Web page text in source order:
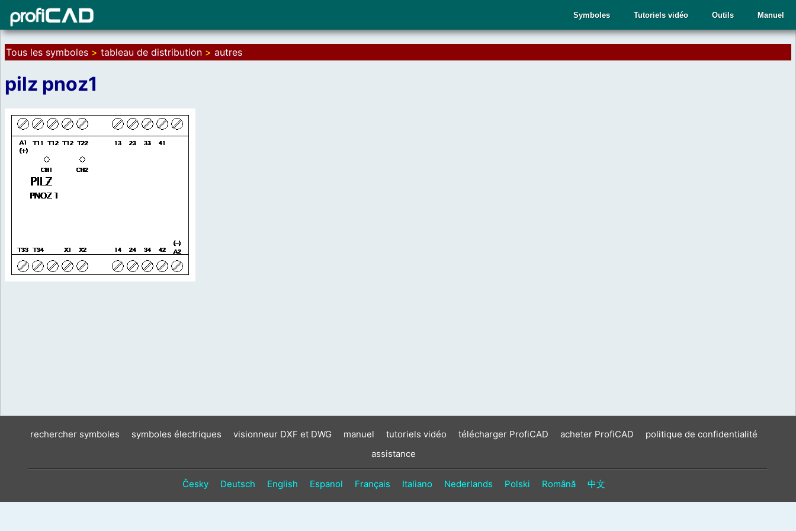
Manuel
Outils
Tutoriels vidéo
Symboles
Tous les symboles > tableau de distribution > autres
pilz pnoz1
rechercher symboles symboles électriques visionneur DXF et DWG manuel tutoriels vidéo télécharger ProfiCAD acheter ProfiCAD
politique de confidentialité
assistance
Česky Deutsch English Espanol Français Italiano Nederlands Polski Română 中文